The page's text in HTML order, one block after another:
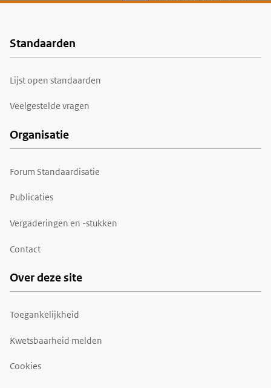
Voet
Standaarden
Lijst open standaarden
Veelgestelde vragen
Organisatie
Forum Standaardisatie
Publicaties
Vergaderingen en -stukken
Contact
Over deze site
Toegankelijkheid
Kwetsbaarheid melden
Cookies